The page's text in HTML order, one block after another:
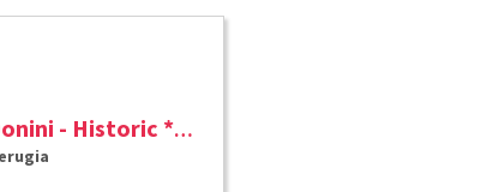
Posta Donini - Historic ****